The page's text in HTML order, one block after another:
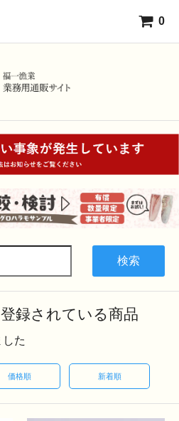
0
検索
録されている商品
た
価格順 新着順